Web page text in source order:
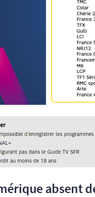
absent